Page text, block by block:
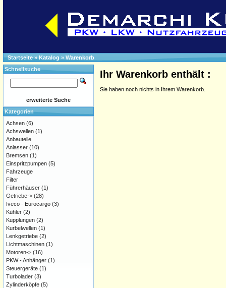
Startseite»Katalog » Warenkorb
Ihr Warenkorb enthält :
Sie haben noch nichts in Ihrem Warenkorb.
Schnellsuche
erweiterte Suche
Kategorien
Achsen (6)
Achswellen (1)
Anbauteile
Anlasser (10)
Bremsen (1)
Einspritzpumpen (5)
Fahrzeuge
Filter
Führerhäuser (1)
Getriebe-> (28)
Iveco - Eurocargo (3)
Kühler (2)
Kupplungen (2)
Kurbelwellen (1)
Lenkgetriebe (2)
Lichtmaschinen (1)
Motoren-> (16)
PKW - Anhänger (1)
Steuergeräte (1)
Turbolader (3)
Zylinderköpfe (5)